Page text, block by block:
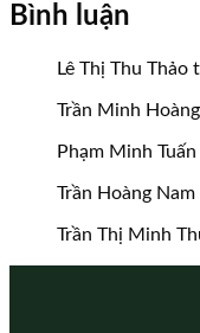
Bình luận
Lê Thị Thu Thảo
Trần Minh Hoàng
Phạm Minh Tuấn
Trần Hoàng Nam
Trần Thị Minh